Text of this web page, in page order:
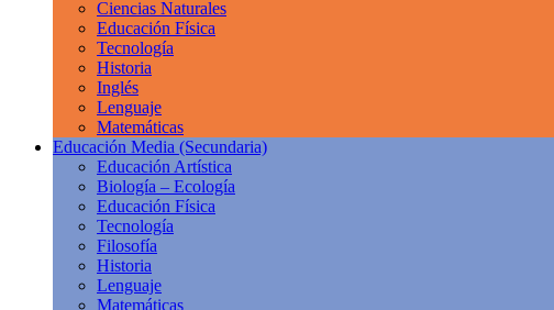
Ciencias Naturales
Educación Física
Tecnología
Historia
Inglés
Lenguaje
Matemáticas
Educación Media (Secundaria)
Educación Artística
Biología – Ecología
Educación Física
Tecnología
Filosofía
Historia
Lenguaje
Matemáticas